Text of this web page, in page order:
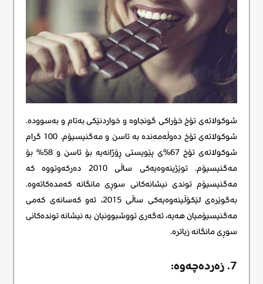
شوکولاتەی تۆخ خۆراکی گونجاوە و خواردنێکی بەتام و بەسوودە.
شوکولاتەی تۆخ دەوڵەمەندە بە ئاسن و مەگنیسیۆم. 100 گرام
شوکولاتەی تۆخ 67%ی پێویستی ڕۆژانەیە بۆ ئاسن و 58% بۆ
مەگنیسیۆم. توێژینەوەیەکی ساڵی 2010 دەرکەوتووە کە
مەگنیسیۆم توندی نیشانەکانی سوڕی مانگانە کەمدەکاتەوە.
بەگوێرەی لێکۆڵینەوەیەکی ساڵی 2015، ئەو کەسانەی کەمی
مەگنیسیۆمیان هەیە، ئەگەری تووشبوونیان بە نیشانە توندەکانی
سوڕی مانگانە زیاترە.
7. زەردەچەوە: